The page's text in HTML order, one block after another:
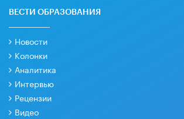
ВЕСТИ ОБРАЗОВАНИЯ
Новости
Колонки
Аналитика
Интервью
Рецензии
Видео